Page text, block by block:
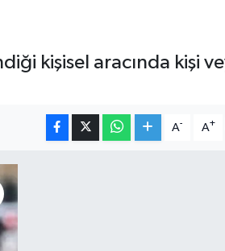
kişisel aracında kişi
A- A+